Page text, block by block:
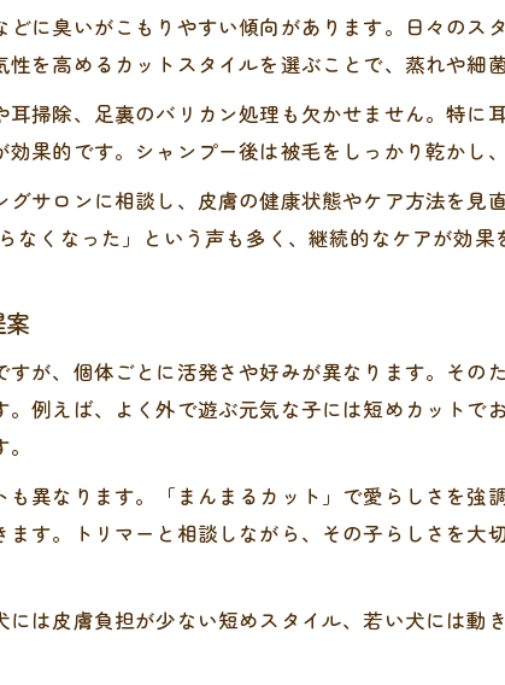
に臭いがこもりやすい傾向があります。日々のス
を高めるカットスタイルを選ぶことで、蒸れや細
掃除、足裏のバリカン処理も欠かせません。特に
果的です。シャンプー後は被毛をしっかり乾かし
サロンに相談し、皮膚の健康状態やケア方法を見
なくなった」という声も多く、継続的なケアが効果
が、個体ごとに活発さや好みが異なります。その
例えば、よく外で遊ぶ元気な子には短めカットで
異なります。「まんまるカット」で愛らしさを強
す。トリマーと相談しながら、その子らしさを大
は皮膚負担が少ない短めスタイル、若い犬には動